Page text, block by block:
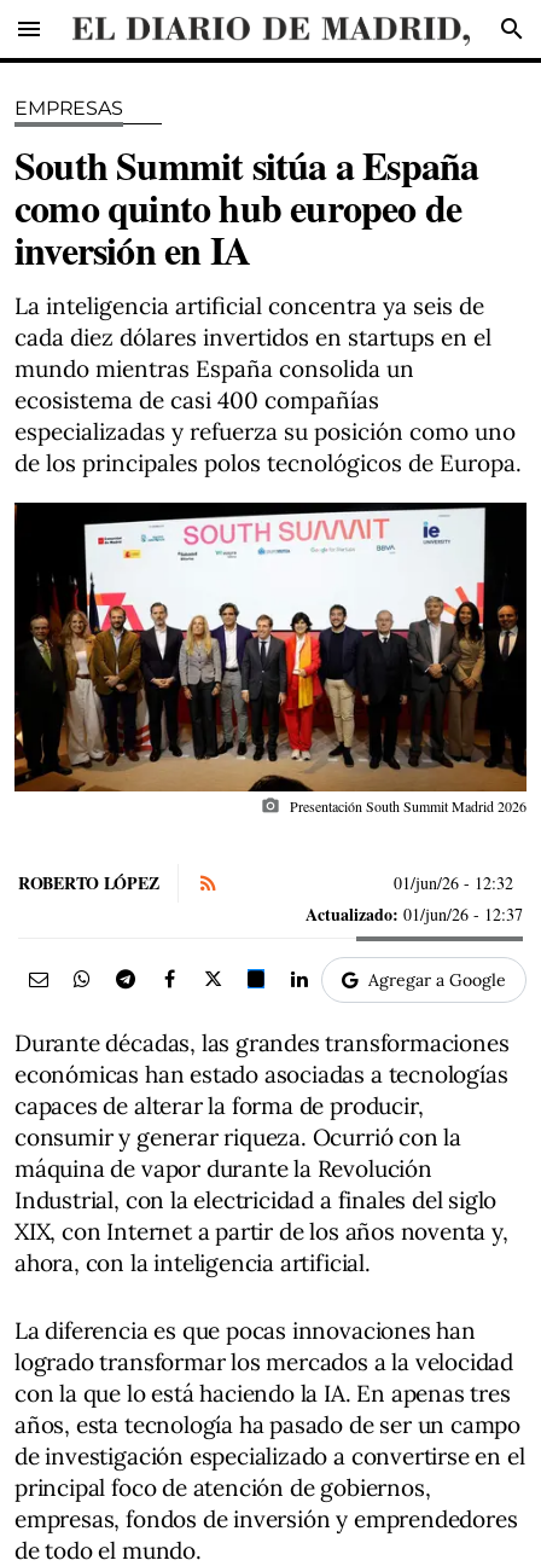
menu search
EMPRESAS
South Summit sitúa a España
como quinto hub europeo de
inversión en IA
La inteligencia artificial concentra ya seis de
cada diez dólares invertidos en startups en el
mundo mientras España consolida un
ecosistema de casi 400 compañías
especializadas y refuerza su posición como uno
de los principales polos tecnológicos de Europa.
photo_camera Presentación South Summit Madrid 2026
ROBERTO LÓPEZ 01/jun/26 - 12:32
Actualizado: 01/jun/26 - 12:37
Agregar a Google
Durante décadas, las grandes transformaciones
económicas han estado asociadas a tecnologías
capaces de alterar la forma de producir,
consumir y generar riqueza. Ocurrió con la
máquina de vapor durante la Revolución
Industrial, con la electricidad a finales del siglo
XIX, con Internet a partir de los años noventa y,
ahora, con la inteligencia artificial.
La diferencia es que pocas innovaciones han
logrado transformar los mercados a la velocidad
con la que lo está haciendo la IA. En apenas tres
años, esta tecnología ha pasado de ser un campo
de investigación especializado a convertirse en el
principal foco de atención de gobiernos,
empresas, fondos de inversión y emprendedores
de todo el mundo.